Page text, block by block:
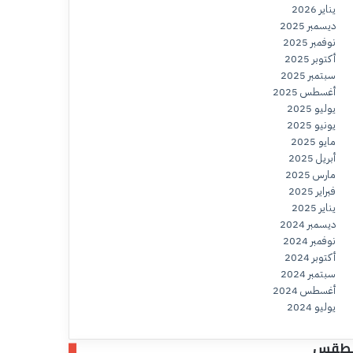
يناير 2026
ديسمبر 2025
نوفمبر 2025
أكتوبر 2025
سبتمبر 2025
أغسطس 2025
يوليو 2025
يونيو 2025
مايو 2025
أبريل 2025
مارس 2025
فبراير 2025
يناير 2025
ديسمبر 2024
نوفمبر 2024
أكتوبر 2024
سبتمبر 2024
أغسطس 2024
يوليو 2024